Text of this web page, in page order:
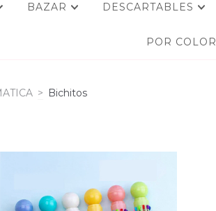
BAZAR DESCARTABLES
POR COLOR
> Bichitos